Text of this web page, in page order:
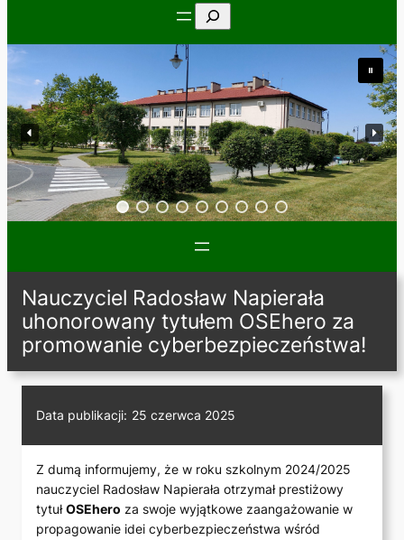
Szukaj
Nauczyciel Radosław Napierała
uhonorowany tytułem OSEhero za
promowanie cyberbezpieczeństwa!
Data publikacji: 25 czerwca 2025
Z dumą informujemy, że w roku szkolnym 2024/2025
nauczyciel Radosław Napierała otrzymał prestiżowy
tytułOSEhero za swoje wyjątkowe zaangażowanie w
propagowanie idei cyberbezpieczeństwa wśród